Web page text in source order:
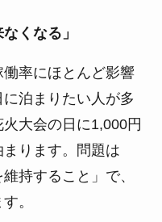
くなる」
率にほとんど影響
泊まりたい人が多
大会の日に1,000円
ります。問題は
持すること」で、
。